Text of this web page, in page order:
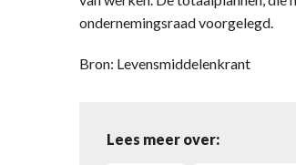
ondernemingsraad voorgelegd.
Bron: Levensmiddelenkrant
Lees meer over: